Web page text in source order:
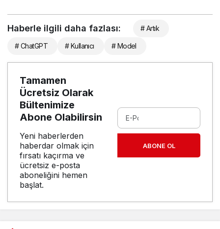
Haberle ilgili daha fazlası: # Artık
# ChatGPT # Kullanıcı # Model
Tamamen
Ücretsiz Olarak
Bültenimize
Abone Olabilirsin
Yeni haberlerden
haberdar olmak için
fırsatı kaçırma ve
ücretsiz e-posta
aboneliğini hemen
başlat.
ABONE OL